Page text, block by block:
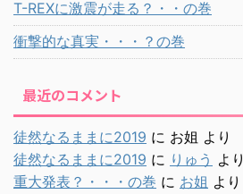
T-REXに激震が走る？・・の巻
衝撃的な真実・・・？の巻
最近のコメント
徒然なるままに2019 に お姐 より
徒然なるままに2019 に りゅう より
重大発表？・・・の巻 に お姐 より